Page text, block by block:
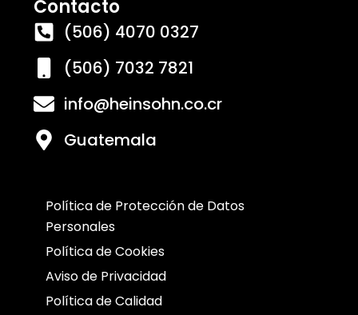
Contacto
(506) 4070 0327
(506) 7032 7821
info@heinsohn.co.cr
Guatemala
Política de Protección de Datos
Personales
Política de Cookies
Aviso de Privacidad
Política de Calidad